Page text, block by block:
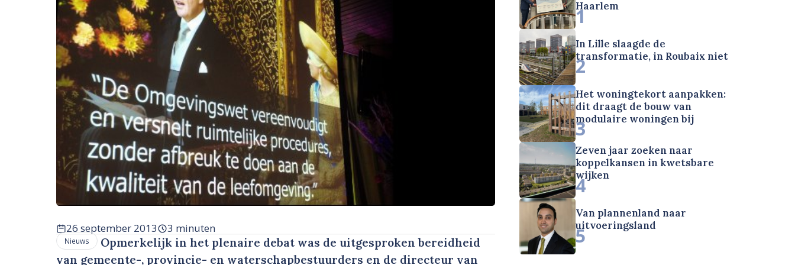
26 september 2013 3 minuten
Nieuws
Opmerkelijk in het plenaire debat was de uitgesproken bereidheid
van gemeente-, provincie- en waterschapbestuurders en de directeur van
Haarlem
1
In Lille slaagde de
transformatie, in Roubaix niet
2
Het woningtekort aanpakken:
dit draagt de bouw van
modulaire woningen bij
3
Zeven jaar zoeken naar
koppelkansen in kwetsbare
wijken
4
Van plannenland naar
uitvoeringsland
5